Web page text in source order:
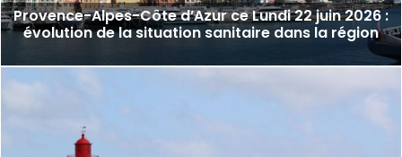
Provence-Alpes-Côte d’Azur ce Lundi 22 juin 2026 :
évolution de la situation sanitaire dans la région